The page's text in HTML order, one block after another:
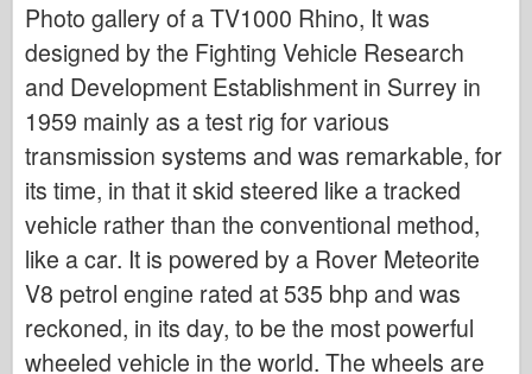
Днепромодел
Дракон
Едуард
Модел на ЕТ
Фини форми
Сили на храбрия
ФриулМодел
Хасагава
Хелър
Photo gallery of a TV1000 Rhino, It was
designed by the Fighting Vehicle Research
and Development Establishment in Surrey in
1959 mainly as a test rig for various
transmission systems and was remarkable, for
its time, in that it skid steered like a tracked
vehicle rather than the conventional method,
like a car. It is powered by a Rover Meteorite
V8 petrol engine rated at 535 bhp and was
reckoned, in its day, to be the most powerful
wheeled vehicle in the world. The wheels are